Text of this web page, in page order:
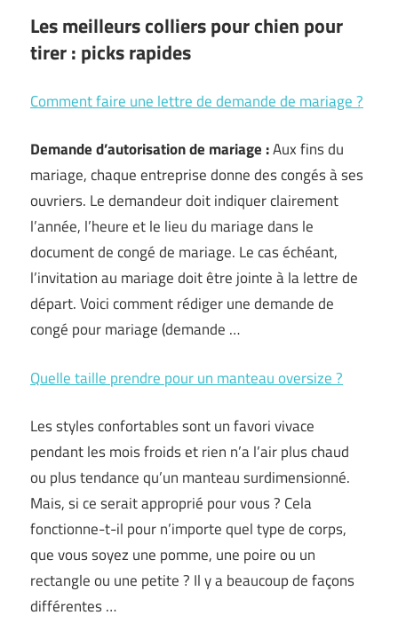
Les meilleurs colliers pour chien pour
tirer : picks rapides
Comment faire une lettre de demande de mariage ?
Demande d’autorisation de mariage :Aux fins du
mariage, chaque entreprise donne des congés à ses
ouvriers. Le demandeur doit indiquer clairement
l’année, l’heure et le lieu du mariage dans le
document de congé de mariage. Le cas échéant,
l’invitation au mariage doit être jointe à la lettre de
départ. Voici comment rédiger une demande de
congé pour mariage (demande …
Quelle taille prendre pour un manteau oversize ?
Les styles confortables sont un favori vivace
pendant les mois froids et rien n’a l’air plus chaud
ou plus tendance qu’un manteau surdimensionné.
Mais, si ce serait approprié pour vous ? Cela
fonctionne-t-il pour n’importe quel type de corps,
que vous soyez une pomme, une poire ou un
rectangle ou une petite ? Il y a beaucoup de façons
différentes …